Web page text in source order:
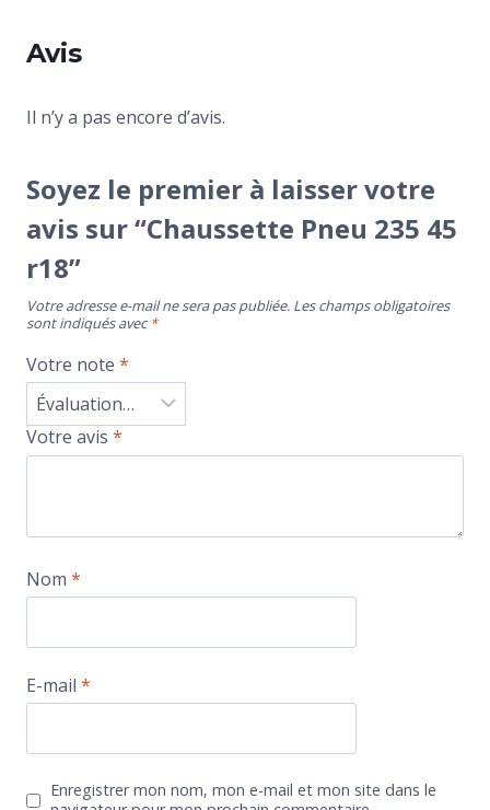
Avis
Il n’y a pas encore d’avis.
Soyez le premier à laisser votre
avis sur “Chaussette Pneu 235 45
r18”
Votre adresse e-mail ne sera pas publiée. Les champs obligatoires
sont indiqués avec*
Votre note *
Votre avis *
Nom *
E-mail *
Enregistrer mon nom, mon e-mail et mon site dans le